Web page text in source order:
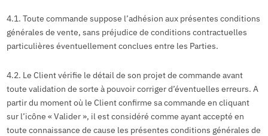
4.1. Toute commande suppose l’adhésion aux présentes conditions
générales de vente, sans préjudice de conditions contractuelles
particulières éventuellement conclues entre les Parties.
4.2. Le Client vérifie le détail de son projet de commande avant
toute validation de sorte à pouvoir corriger d’éventuelles erreurs. A
partir du moment où le Client confirme sa commande en cliquant
sur l’icône « Valider », il est considéré comme ayant accepté en
toute connaissance de cause les présentes conditions générales de